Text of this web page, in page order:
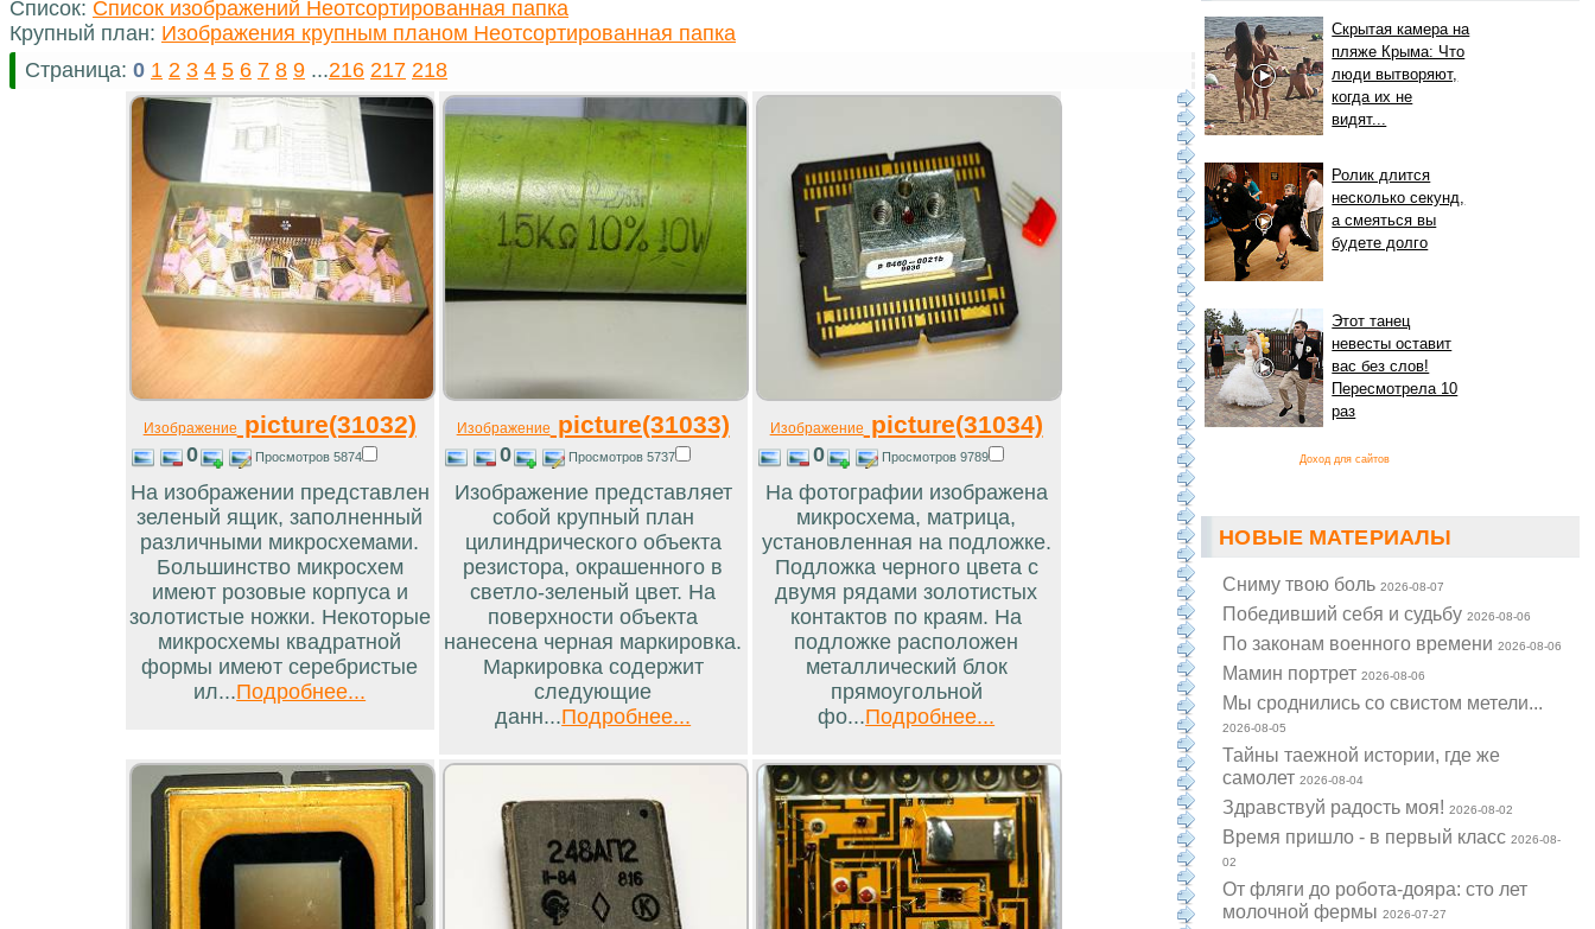
Скрытая камера на
пляже Крыма: Что
люди вытворяют,
когда их не
видят...
Ролик длится
несколько секунд,
а смеяться вы
будете долго
Этот танец
невесты оставит
вас без слов!
Пересмотрела 10
раз
Доход для сайтов
НОВЫЕ МАТЕРИАЛЫ
Cниму твою боль2026-08-07
Победивший себя и судьбу2026-08-06
По законам военного времени2026-08-06
Мамин портрет2026-08-06
Мы сроднились со свистом метели...
2026-08-05
Тайны таежной истории, где же
самолет2026-08-04
Здравствуй радость моя!2026-08-02
Время пришло - в первый класс2026-08-
02
От фляги до робота-дояра: сто лет
молочной фермы2026-07-27
Список: Список изображений Неотсортированная папка
Крупный план: Изображения крупным планом Неотсортированная папка
Страница: 0 1 2 3 4 5 6 7 8 9 ...216 217 218
Изображение picture(31032)
0 Просмотров 5874
На изображении представлен
зеленый ящик, заполненный
различными микросхемами.
Большинство микросхем
имеют розовые корпуса и
золотистые ножки. Некоторые
микросхемы квадратной
формы имеют серебристые
ил...Подробнее...
Изображение picture(31033)
0 Просмотров 5737
Изображение представляет
собой крупный план
цилиндрического объекта
резистора, окрашенного в
светло-зеленый цвет. На
поверхности объекта
нанесена черная маркировка.
Маркировка содержит
следующие
данн...Подробнее...
Изображение picture(31034)
0 Просмотров 9789
На фотографии изображена
микросхема, матрица,
установленная на подложке.
Подложка черного цвета с
двумя рядами золотистых
контактов по краям. На
подложке расположен
металлический блок
прямоугольной
фо...Подробнее...